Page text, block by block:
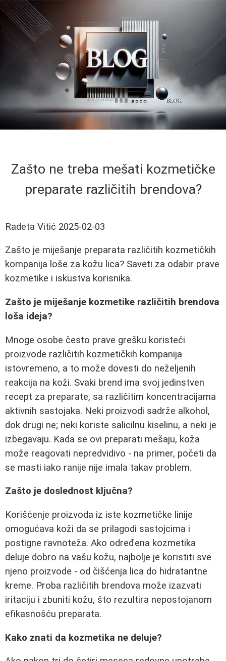
Zašto ne treba mešati kozmetičke
preparate različitih brendova?
Radeta Vitić 2025-02-03
Zašto je miješanje preparata različitih kozmetičkih
kompanija loše za kožu lica? Saveti za odabir prave
kozmetike i iskustva korisnika.
Zašto je miješanje kozmetike različitih brendova
loša ideja?
Mnoge osobe često prave grešku koristeći
proizvode različitih kozmetičkih kompanija
istovremeno, a to može dovesti do neželjenih
reakcija na koži. Svaki brend ima svoj jedinstven
recept za preparate, sa različitim koncentracijama
aktivnih sastojaka. Neki proizvodi sadrže alkohol,
dok drugi ne; neki koriste salicilnu kiselinu, a neki je
izbegavaju. Kada se ovi preparati mešaju, koža
može reagovati nepredvidivo - na primer, početi da
se masti iako ranije nije imala takav problem.
Zašto je doslednost ključna?
Korišćenje proizvoda iz iste kozmetičke linije
omogućava koži da se prilagodi sastojcima i
postigne ravnoteža. Ako određena kozmetika
deluje dobro na vašu kožu, najbolje je koristiti sve
njeno proizvode - od čišćenja lica do hidratantne
kreme. Proba različitih brendova može izazvati
iritaciju i zbuniti kožu, što rezultira nepostojanom
efikasnošću preparata.
Kako znati da kozmetika ne deluje?